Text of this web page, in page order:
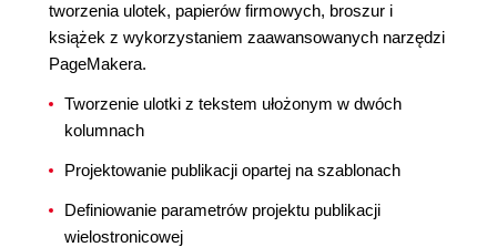
tworzenia ulotek, papierów firmowych, broszur i
książek z wykorzystaniem zaawansowanych narzędzi
PageMakera.
Tworzenie ulotki z tekstem ułożonym w dwóch
kolumnach
Projektowanie publikacji opartej na szablonach
Definiowanie parametrów projektu publikacji
wielostronicowej